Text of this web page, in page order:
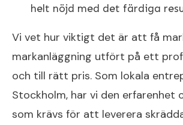
helt nöjd med det färdiga
Vi vet hur viktigt det är att få
markanläggning utfört på ett
och till rätt pris. Som lokala
Stockholm, har vi den erfarenhet
som krävs för att leverera